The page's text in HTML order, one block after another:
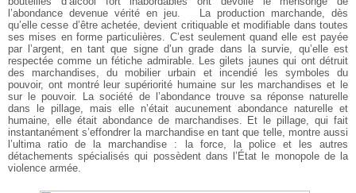
l’abondance devenue vérité en jeu.
La production marchande, dès
qu’elle cesse d’être achetée, devient critiquable et modifiable dans toutes
ses mises en forme particulières. C’est seulement quand elle est payée
par l’argent, en tant que signe d’un grade dans la survie, qu’elle est
respectée comme un fétiche admirable. Les gilets jaunes qui ont détruit
des marchandises, du mobilier urbain et incendié les symboles du
pouvoir, ont montré leur supériorité humaine sur les marchandises et le
sur le pouvoir. La société de l’abondance trouve sa réponse naturelle
dans le pillage, mais elle n’était aucunement abondance naturelle et
humaine, elle était abondance de marchandises. Et le pillage, qui fait
instantanément s’effondrer la marchandise en tant que telle, montre aussi
l’ultima ratio de la marchandise : la force, la police et les autres
détachements spécialisés qui possèdent dans l’État le monopole de la
violence armée.